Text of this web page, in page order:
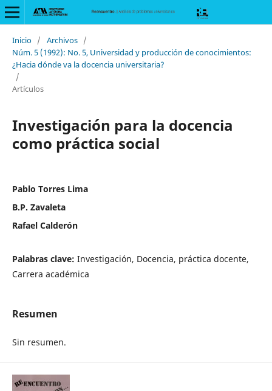
Inicio / Archivos /
Núm. 5 (1992): No. 5, Universidad y producción de conocimientos:
¿Hacia dónde va la docencia universitaria?
/
Artículos
Investigación para la docencia
como práctica social
Pablo Torres Lima
B.P. Zavaleta
Rafael Calderón
Palabras clave: Investigación, Docencia, práctica docente,
Carrera académica
Resumen
Sin resumen.